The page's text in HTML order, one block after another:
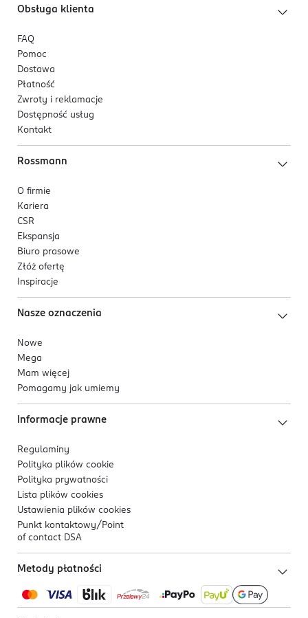
Obsługa klienta
FAQ
Pomoc
Dostawa
Płatność
Zwroty i reklamacje
Dostępność usług
Kontakt
Rossmann
O firmie
Kariera
CSR
Ekspansja
Biuro prasowe
Złóż ofertę
Inspiracje
Nasze oznaczenia
Nowe
Mega
Mam więcej
Pomagamy jak umiemy
Informacje prawne
Regulaminy
Polityka plików cookie
Polityka prywatności
Lista plików cookies
Ustawienia plików cookies
Punkt kontaktowy/ Point
of contact DSA
Metody płatności